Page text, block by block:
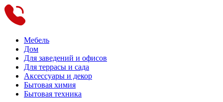
Мебель
Дом
Для заведений и офисов
Для террасы и сада
Аксессуары и декор
Бытовая химия
Бытовая техника